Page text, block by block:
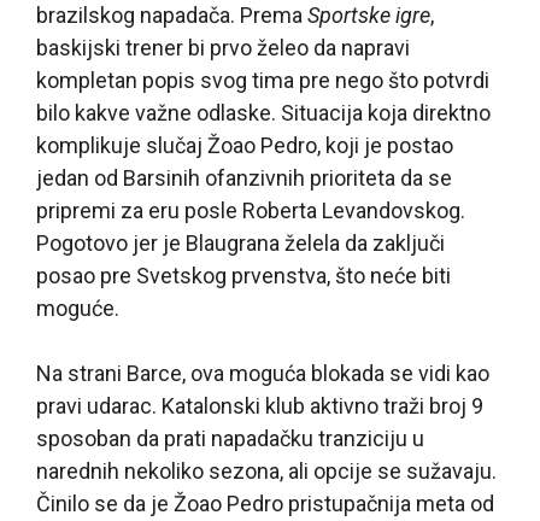
brazilskog napadača. Prema Sportske igre,
baskijski trener bi prvo želeo da napravi
kompletan popis svog tima pre nego što potvrdi
bilo kakve važne odlaske. Situacija koja direktno
komplikuje slučaj Žoao Pedro, koji je postao
jedan od Barsinih ofanzivnih prioriteta da se
pripremi za eru posle Roberta Levandovskog.
Pogotovo jer je Blaugrana želela da zaključi
posao pre Svetskog prvenstva, što neće biti
moguće.
Na strani Barce, ova moguća blokada se vidi kao
pravi udarac. Katalonski klub aktivno traži broj 9
sposoban da prati napadačku tranziciju u
narednih nekoliko sezona, ali opcije se sužavaju.
Činilo se da je Žoao Pedro pristupačnija meta od